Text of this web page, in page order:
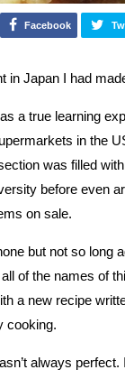
Facebook
in Japan I had
a true learning
in the
was filled
before even
on sale.
but not so long
of the names of
a new recipe
cooking.
always